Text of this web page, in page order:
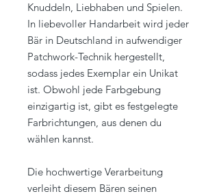
Knuddeln, Liebhaben und Spielen.
In liebevoller Handarbeit wird jeder
Bär in Deutschland in aufwendiger
Patchwork-Technik hergestellt,
sodass jedes Exemplar ein Unikat
ist. Obwohl jede Farbgebung
einzigartig ist, gibt es festgelegte
Farbrichtungen, aus denen du
wählen kannst.
Die hochwertige Verarbeitung
verleiht diesem Bären seinen